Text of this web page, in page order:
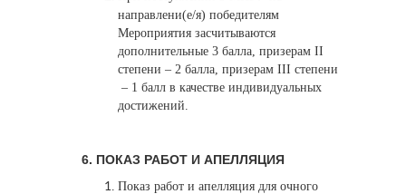
направлени(е/я) победителям
Мероприятия засчитываются
дополнительные 3 балла, призерам II
степени – 2 балла, призерам III степени
– 1 балл в качестве индивидуальных
достижений.
6. ПОКАЗ РАБОТ И АПЕЛЛЯЦИЯ
Показ работ и апелляция для очного